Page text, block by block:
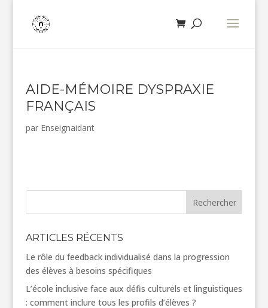
AIDE-MÉMOIRE DYSPRAXIE
FRANÇAIS
par Enseignaidant
Rechercher
ARTICLES RÉCENTS
Le rôle du feedback individualisé dans la progression
des élèves à besoins spécifiques
L’école inclusive face aux défis culturels et linguistiques
: comment inclure tous les profils d’élèves ?